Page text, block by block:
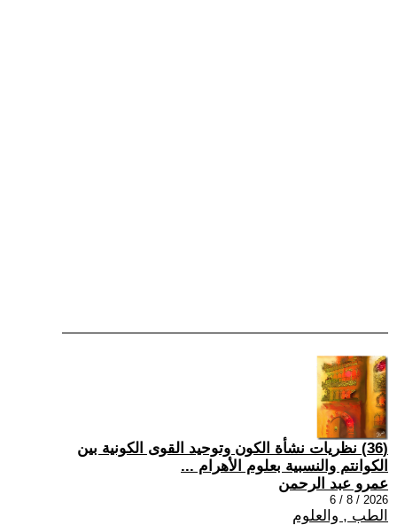
(36) نظريات نشأة الكون وتوحيد القوى الكونية بين
الكوانتم والنسبية بعلوم الأهرام ...
عمرو عبد الرحمن
2026 / 8 / 6
الطب , والعلوم